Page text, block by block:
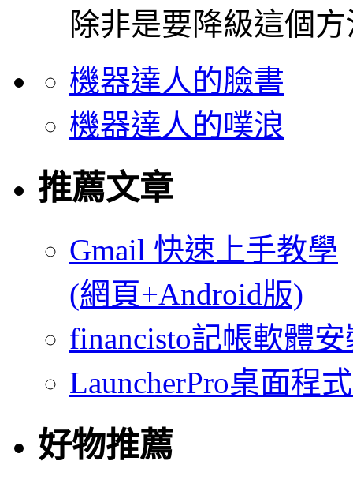
除非是要降級這個
機器達人的臉書
機器達人的噗浪
推薦文章
Gmail 快速上手教學
(網頁+Android版)
financisto記帳軟體
LauncherPro桌面程
好物推薦